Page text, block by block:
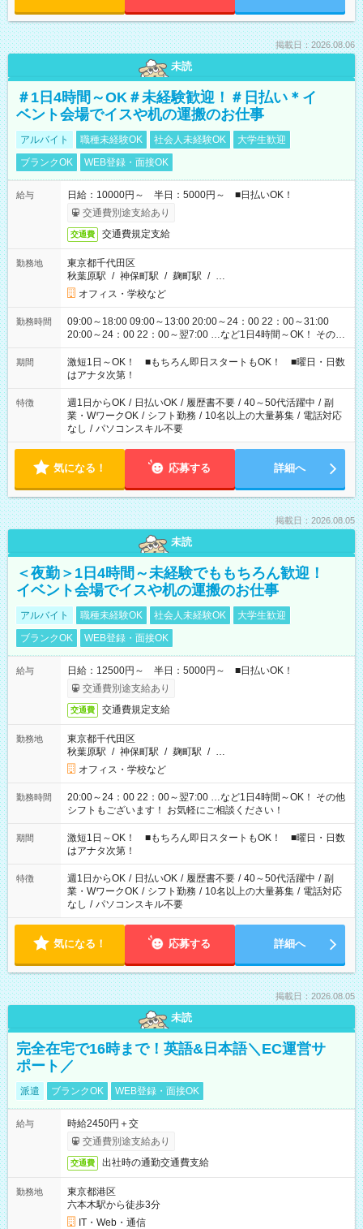
掲載日：2026.08.06
未読
＃1日4時間～OK＃未経験歓迎！＃日払い＊イ
ベント会場でイスや机の運搬のお仕事
アルバイト 職種未経験OK 社会人未経験OK
大学生歓迎
ブランクOK
WEB登録・面接OK
給与
日給：10000円～ 半日：5000円～ ■日払いOK！
交通費別途支給あり
交通費 交通費規定支給
勤務地
東京都千代田区
秋葉原駅 / 神保町駅 / 麹町駅 / …
オフィス・学校など
勤務時間
09:00～18:00 09:00～13:00 20:00～24：00 22：00～31:00
20:00～24：00 22：00～翌7:00 …など1日4時間～OK！ その他
シフトもございます！ お気軽にご相談ください！
期間
激短1日～OK！ ■もちろん即日スタートもOK！ ■曜日・日数
はアナタ次第！
特徴 週1日からOK / 日払いOK / 履歴書不要 / 40～50代活躍中 / 副
業・WワークOK / シフト勤務 / 10名以上の大量募集 / 電話対応
なし / パソコンスキル不要
気になる！ 応募する 詳細へ
掲載日：2026.08.05
未読
＜夜勤＞1日4時間～未経験でももちろん歓迎！
イベント会場でイスや机の運搬のお仕事
アルバイト 職種未経験OK 社会人未経験OK
大学生歓迎
ブランクOK
WEB登録・面接OK
給与
日給：12500円～ 半日：5000円～ ■日払いOK！
交通費別途支給あり
交通費 交通費規定支給
勤務地
東京都千代田区
秋葉原駅 / 神保町駅 / 麹町駅 / …
オフィス・学校など
勤務時間
20:00～24：00 22：00～翌7:00 …など1日4時間～OK！ その他
シフトもございます！ お気軽にご相談ください！
期間
激短1日～OK！ ■もちろん即日スタートもOK！ ■曜日・日数
はアナタ次第！
特徴 週1日からOK / 日払いOK / 履歴書不要 / 40～50代活躍中 / 副
業・WワークOK / シフト勤務 / 10名以上の大量募集 / 電話対応
なし / パソコンスキル不要
気になる！ 応募する 詳細へ
掲載日：2026.08.05
未読
完全在宅で16時まで！英語&日本語＼EC運営サ
ポート／
派遣 ブランクOK WEB登録・面接OK
給与
時給2450円＋交
交通費別途支給あり
交通費 出社時の通勤交通費支給
勤務地
東京都港区
六本木駅から徒歩3分
IT・Web・通信